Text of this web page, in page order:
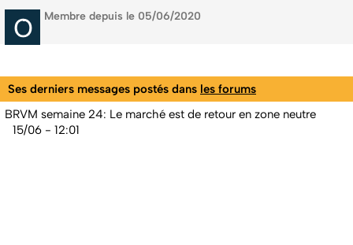
Membre depuis le 05/06/2020
Ses derniers messages postés dans les forums
BRVM semaine 24: Le marché est de retour en zone neutre
15/06 - 12:01